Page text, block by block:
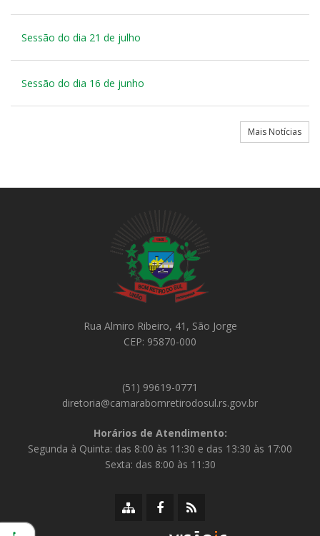
Sessão do dia 21 de julho
Sessão do dia 16 de junho
Mais Notícias
Rua Almiro Ribeiro, 41, São Jorge
CEP: 95870-000
(51) 99619-0771
diretoria@camarabomretirodosul.rs.gov.br
Horários de Atendimento:
Segunda à Quinta: das 8:00 às 11:30 e das 13:30 às 17:00
Sexta: das 8:00 às 11:30
M
F
R
S